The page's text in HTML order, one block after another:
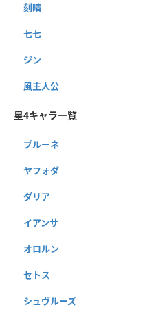
刻晴
七七
ジン
風主人公
星4キャラ一覧
プルーネ
ヤフォダ
ダリア
イアンサ
オロルン
セトス
シュヴルーズ